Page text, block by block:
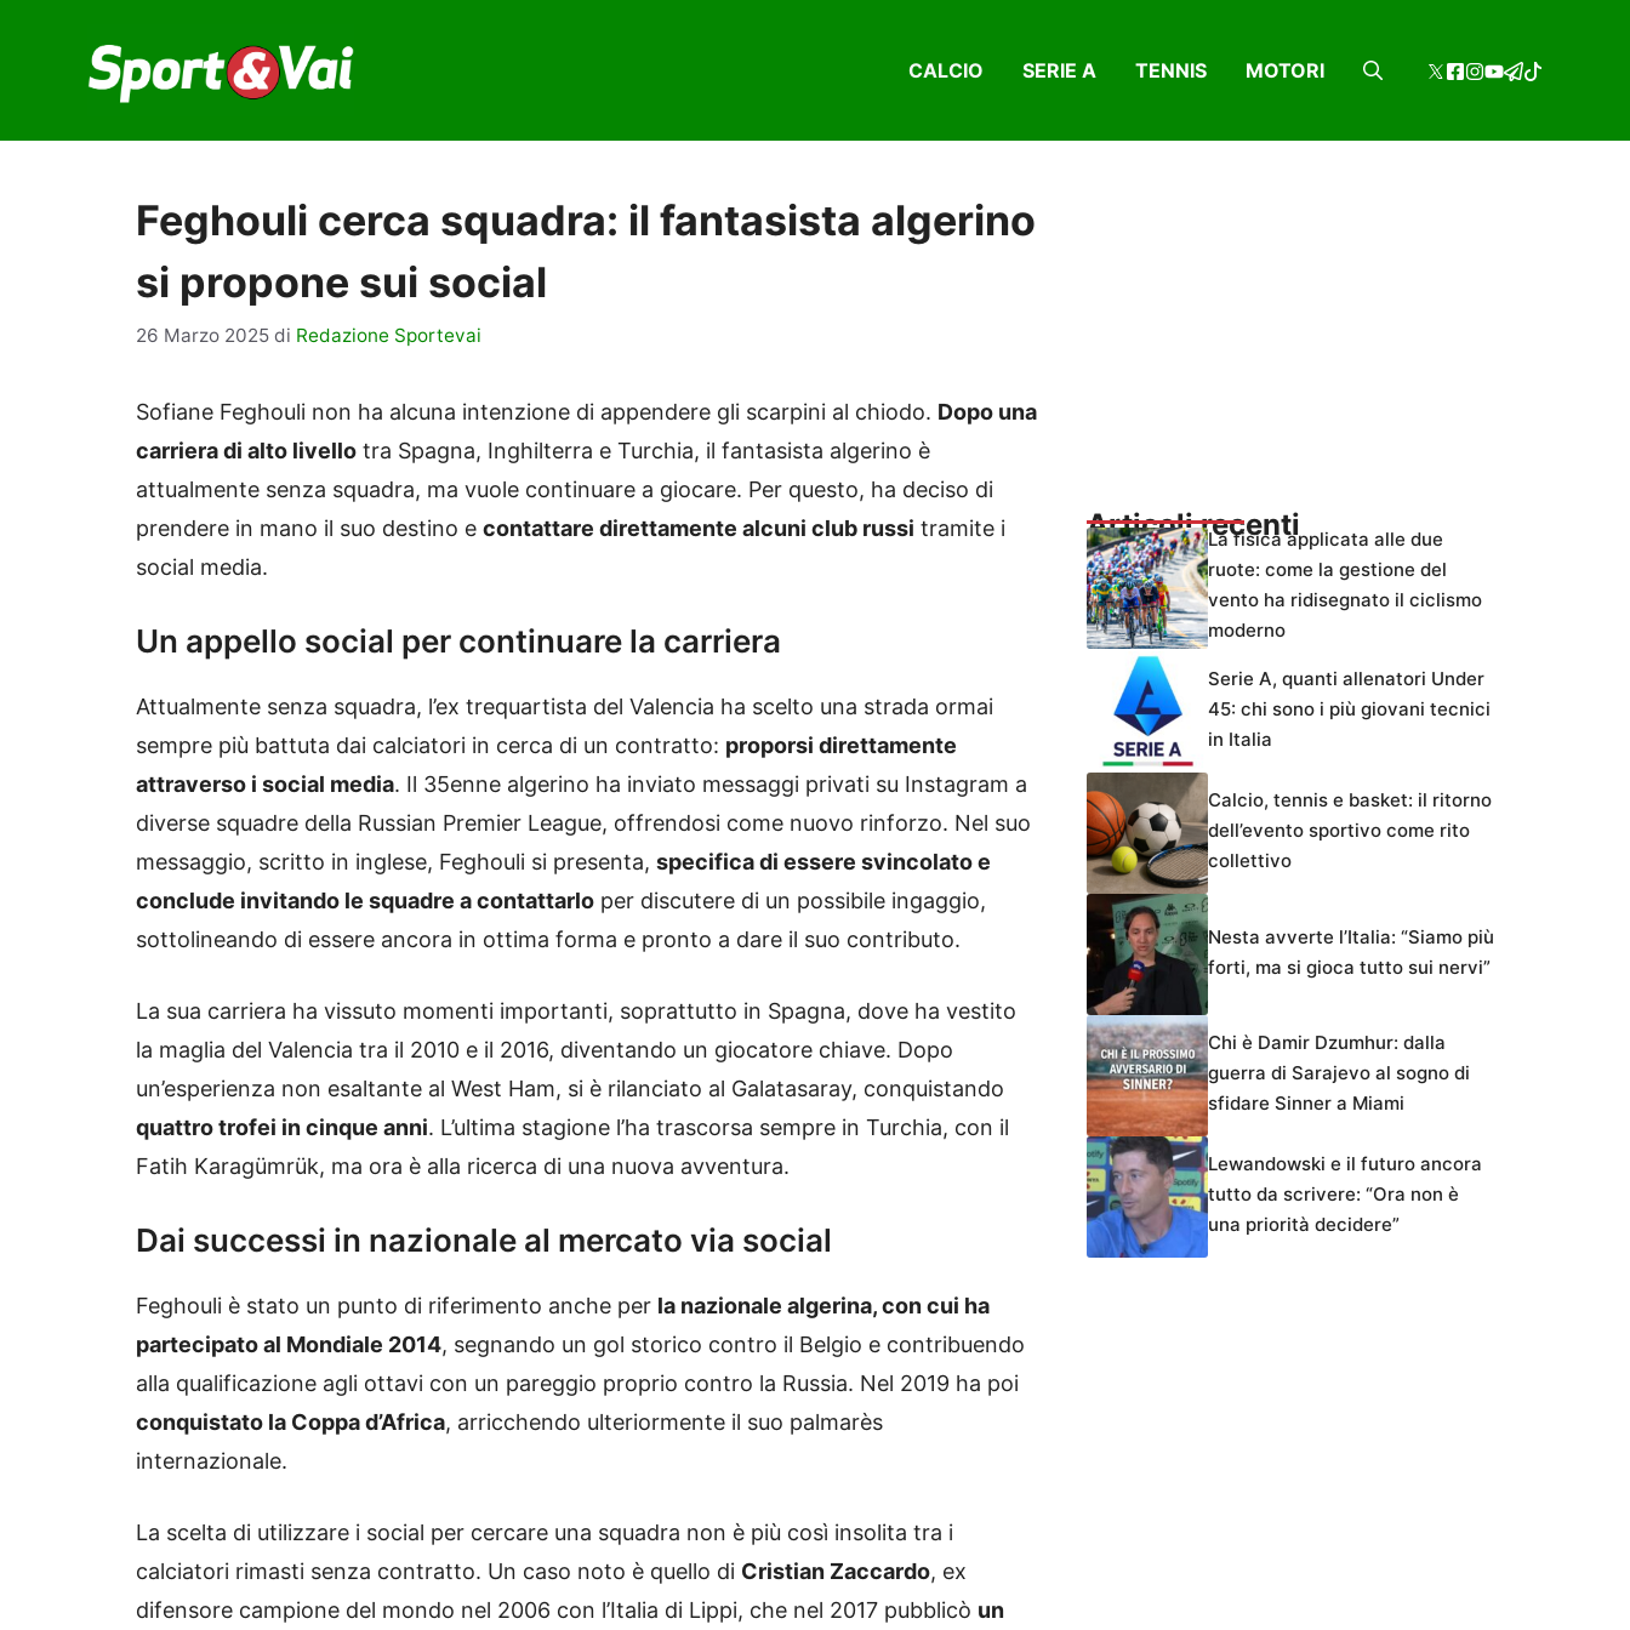
contenuto
CALCIO SERIE A TENNIS MOTORI
Feghouli cerca squadra: il fantasista algerino
si propone sui social
26 Marzo 2025 di Redazione Sportevai
Sofiane Feghouli non ha alcuna intenzione di appendere gli scarpini al chiodo. Dopo una
carriera di alto livello tra Spagna, Inghilterra e Turchia, il fantasista algerino è
attualmente senza squadra, ma vuole continuare a giocare. Per questo, ha deciso di
prendere in mano il suo destino e contattare direttamente alcuni club russi tramite i
social media.
Un appello social per continuare la carriera
Attualmente senza squadra, l’ex trequartista del Valencia ha scelto una strada ormai
sempre più battuta dai calciatori in cerca di un contratto: proporsi direttamente
attraverso i social media. Il 35enne algerino ha inviato messaggi privati su Instagram a
diverse squadre della Russian Premier League, offrendosi come nuovo rinforzo. Nel suo
messaggio, scritto in inglese, Feghouli si presenta, specifica di essere svincolato e
conclude invitando le squadre a contattarlo per discutere di un possibile ingaggio,
sottolineando di essere ancora in ottima forma e pronto a dare il suo contributo.
La sua carriera ha vissuto momenti importanti, soprattutto in Spagna, dove ha vestito
la maglia del Valencia tra il 2010 e il 2016, diventando un giocatore chiave. Dopo
un’esperienza non esaltante al West Ham, si è rilanciato al Galatasaray, conquistando
quattro trofei in cinque anni. L’ultima stagione l’ha trascorsa sempre in Turchia, con il
Fatih Karagümrük, ma ora è alla ricerca di una nuova avventura.
Dai successi in nazionale al mercato via social
Feghouli è stato un punto di riferimento anche per la nazionale algerina, con cui ha
partecipato al Mondiale 2014, segnando un gol storico contro il Belgio e contribuendo
alla qualificazione agli ottavi con un pareggio proprio contro la Russia. Nel 2019 ha poi
conquistato la Coppa d’Africa, arricchendo ulteriormente il suo palmarès
internazionale.
La scelta di utilizzare i social per cercare una squadra non è più così insolita tra i
calciatori rimasti senza contratto. Un caso noto è quello di Cristian Zaccardo, ex
difensore campione del mondo nel 2006 con l’Italia di Lippi, che nel 2017 pubblicò un
Articoli recentiLa fisica applicata alle due
ruote: come la gestione del
vento ha ridisegnato il ciclismo
moderno
Serie A, quanti allenatori Under
45: chi sono i più giovani tecnici
in Italia
Calcio, tennis e basket: il ritorno
dell’evento sportivo come rito
collettivo
Nesta avverte l’Italia: “Siamo più
forti, ma si gioca tutto sui nervi”
Chi è Damir Dzumhur: dalla
guerra di Sarajevo al sogno di
sfidare Sinner a Miami
Lewandowski e il futuro ancora
tutto da scrivere: “Ora non è
una priorità decidere”